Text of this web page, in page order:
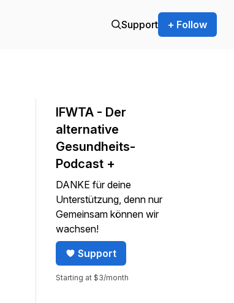
Support + Follow
shift to jump forward or backward.
IFWTA - Der
alternative
Gesundheits-
Podcast +
DANKE für deine
Unterstützung, denn nur
Gemeinsam können wir
wachsen!
Support
Starting at $3/month